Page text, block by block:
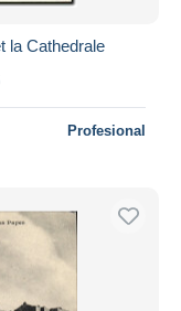
la Cathedrale
Profesional